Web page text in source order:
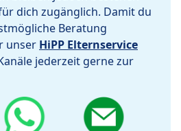
dich zugänglich. Damit du
Beratung
unser HiPP Elternservice
jederzeit gerne zur